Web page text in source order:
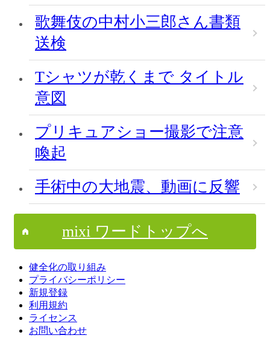
歌舞伎の中村小三郎さん書類
送検
Tシャツが乾くまで タイトル
意図
プリキュアショー撮影で注意
喚起
手術中の大地震、動画に反響
mixi ワードトップへ
健全化の取り組み
プライバシーポリシー
新規登録
利用規約
ライセンス
お問い合わせ